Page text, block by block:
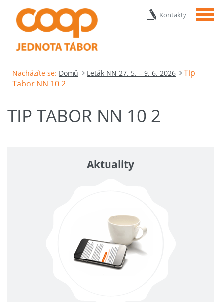
Kontakty Menu
Nacházíte se: Domů Leták NN 27. 5. – 9. 6. 2026
Tip
Tabor NN 10 2
TIP TABOR NN 10 2
Aktuality